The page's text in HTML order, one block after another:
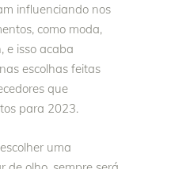
influenciando nos
como moda,
e isso acaba
escolhas feitas
que
para 2023.
uma